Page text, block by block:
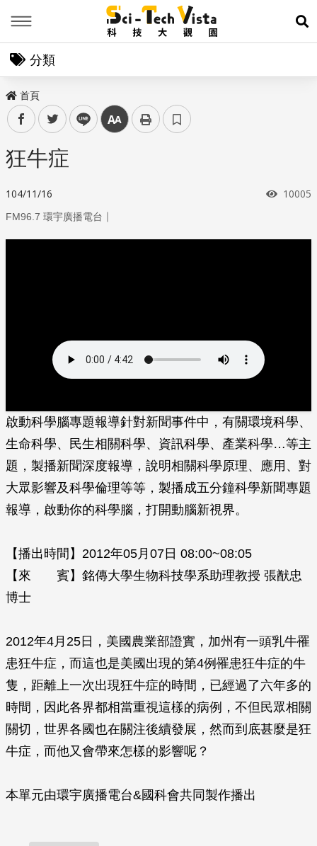
展
分類
首頁
facebooktwitter line 中
狂牛症
104/11/16 瀏覽次
10005
FM96.7 環宇廣播電台 ｜
啟動科學腦專題報導針對新聞事件中，有關環境科學、
生命科學、民生相關科學、資訊科學、產業科學…等主
題，製播新聞深度報導，說明相關科學原理、應用、對
大眾影響及科學倫理等等，製播成五分鐘科學新聞專題
報導，啟動你的科學腦，打開動腦新視界。
【播出時間】2012年05月07日 08:00~08:05
【來 賓】銘傳大學生物科技學系助理教授 張猷忠
博士
2012年4月25日，美國農業部證實，加州有一頭乳牛罹
患狂牛症，而這也是美國出現的第4例罹患狂牛症的牛
隻，距離上一次出現狂牛症的時間，已經過了六年多的
時間，因此各界都相當重視這樣的病例，不但民眾相關
關切，世界各國也在關注後續發展，然而到底甚麼是狂
牛症，而他又會帶來怎樣的影響呢？
本單元由環宇廣播電台&國科會共同製作播出